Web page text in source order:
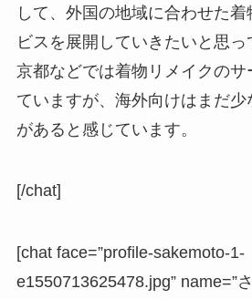
して、外国の地域に合わせた
ビスを展開していきたいと思
京都などでは着物リメイクのサ
ていますが、海外向けはまだ少
があると感じています。
[/chat]
[chat face=”profile-sakemoto-1-
e1550713625478.jpg” name=”